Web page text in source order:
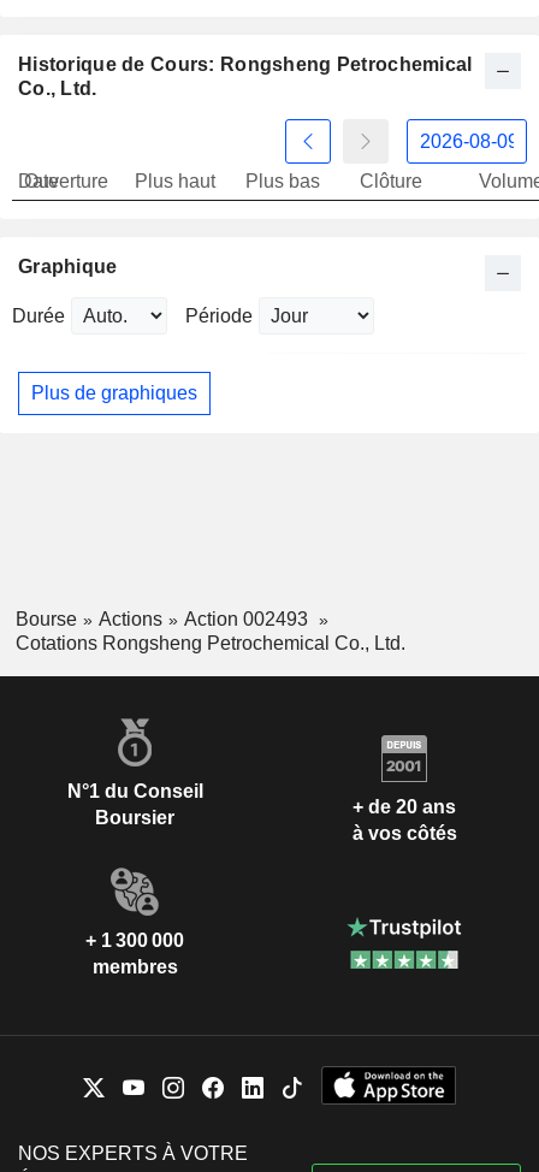
Historique de Cours: Rongsheng Petrochemical
Co., Ltd.
Date
Ouverture Plus haut Plus bas Clôture
Graphique
Durée Période
Plus de graphiques
Bourse Actions
Action 002493
Cotations Rongsheng Petrochemical Co., Ltd.
N°1 du Conseil
Boursier
+ de 20 ans
à vos côtés
+ 1 300 000
membres
NOS EXPERTS À VOTRE